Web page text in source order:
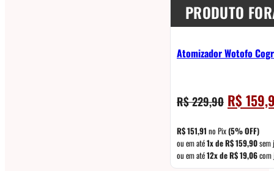
PRODUTO
Atomizador Wotofo
R$229,90 O
preço
original
era:
R$
R$
R$151,91 no Pix(5% OFF)
ou em até1x deR$159,90sem
ou em até12x deR$19,06com